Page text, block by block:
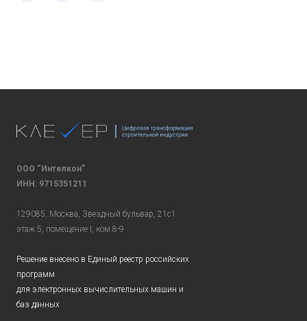
ООО “Интелкон”
ИНН: 9715351211
129085, Москва, Звездный бульвар, 21с1
этаж 5, помещение I, ком.8-9
Решение внесено в Единый реестр российских
программ
для электронных вычислительных машин и
баз данных